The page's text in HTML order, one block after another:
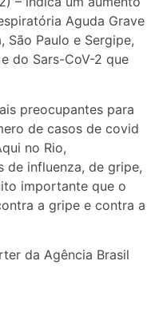
Aguda Grave
São Paulo e Sergipe,
do Sars-CoV-2 que
preocupantes para
de casos de covid
no Rio,
de influenza, de gripe,
importante que o
a gripe e contra a
da Agência Brasil